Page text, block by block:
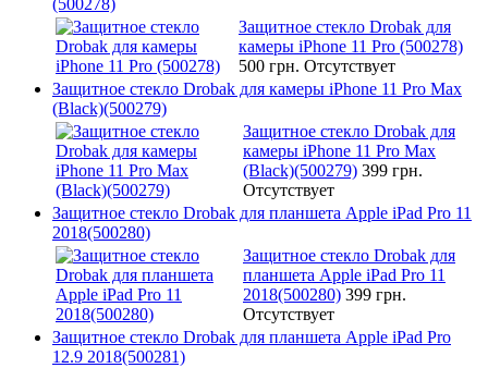
Защитное стекло Drobak для
камеры iPhone 11 Pro (500278)
500 грн. Отсутствует
Защитное стекло Drobak для камеры iPhone 11 Pro Max
(Black)(500279)
Защитное стекло Drobak для
камеры iPhone 11 Pro Max
(Black)(500279) 399 грн.
Отсутствует
Защитное стекло Drobak для планшета Apple iPad Pro 11
2018(500280)
Защитное стекло Drobak для
планшета Apple iPad Pro 11
2018(500280) 399 грн.
Отсутствует
Защитное стекло Drobak для планшета Apple iPad Pro
12.9 2018(500281)